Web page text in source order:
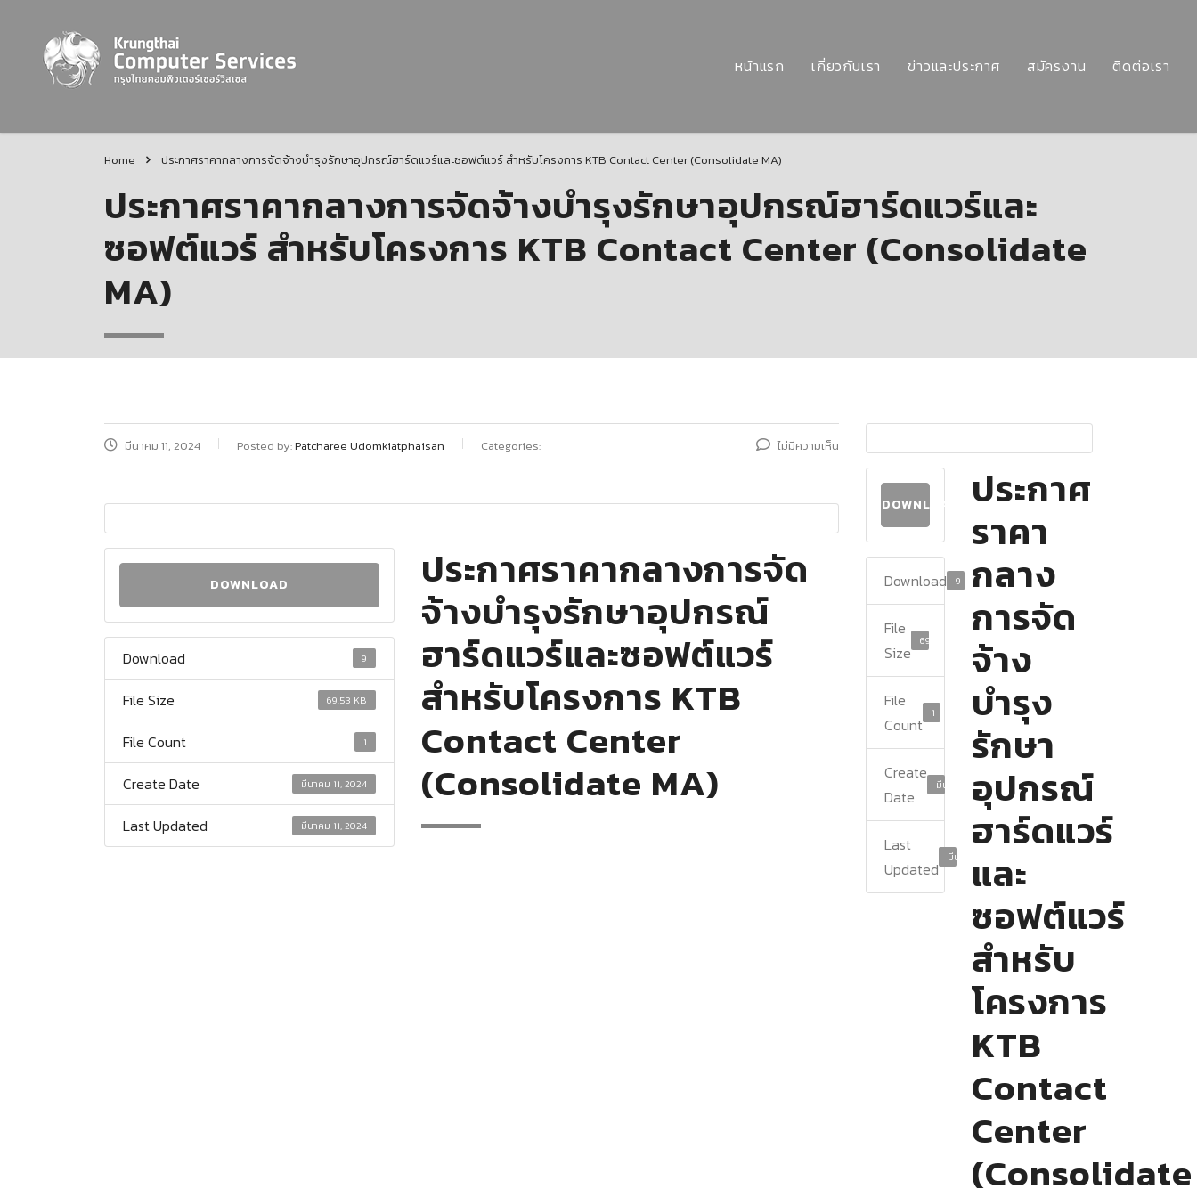
หน้าแรก เกี่ยวกับเรา ข่าวและประกาศ สมัครงาน ติดต่อเรา
Home ประกาศราคากลางการจัดจ้างบำรุงรักษาอุปกรณ์ฮาร์ดแวร์และซอฟต์แวร์ สำหรับโครงการ KTB Contact Center (Consolidate MA)
ประกาศราคากลางการจัดจ้างบำรุงรักษาอุปกรณ์ฮาร์ดแวร์และ
ซอฟต์แวร์ สำหรับโครงการ KTB Contact Center (Consolidate
MA)
มีนาคม 11, 2024 Posted by:Patcharee Udomkiatphaisan Categories: ไม่มีความเห็น
DOWNLOAD
Download 9
File Size 69.53 KB
File Count 1
Create Date มีนาคม 11, 2024
Last Updated มีนาคม 11, 2024
ประกาศราคากลางการจัด
จ้างบำรุงรักษาอุปกรณ์
ฮาร์ดแวร์และซอฟต์แวร์
สำหรับโครงการ KTB
Contact Center
(Consolidate MA)
DOWNLOAD
Download 9
File
Size
69.53 KB
File
Count
1
Create
Date
มีนาคม 11, 2024
Last
Updated
มีนาคม 11, 2024
ประกาศ
ราคา
กลาง
การจัด
จ้าง
บำรุง
รักษา
อุปกรณ์
ฮาร์ดแวร์
และ
ซอฟต์แวร์
สำหรับ
โครงการ
KTB
Contact
Center
(Consolidate